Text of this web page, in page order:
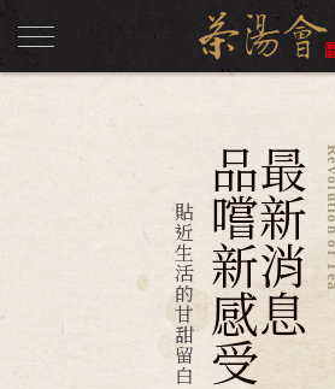
最新消息
品嚐新感受
貼近生活的甘甜留白